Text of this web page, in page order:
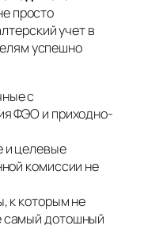
просто
учет в
успешно
с
ФЭО и приходно-
и целевые
комиссии не
к которым не
самый дотошный